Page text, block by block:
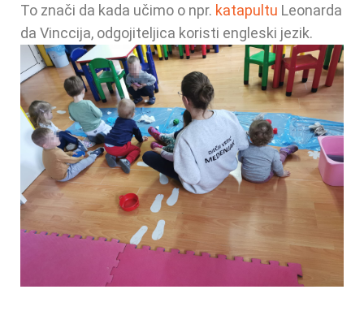
To znači da kada učimo o npr. katapultu Leonarda
da Vinccija, odgojiteljica koristi engleski jezik.